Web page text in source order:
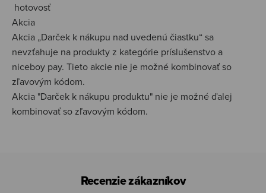
hotovosť
Akcia
Akcia „Darček k nákupu nad uvedenú čiastku“ sa
nevzťahuje na produkty z kategórie príslušenstvo a
niceboy pay. Tieto akcie nie je možné kombinovať so
zľavovým kódom.
Akcia "Darček k nákupu produktu" nie je možné ďalej
kombinovať so zľavovým kódom.
Recenzie zákazníkov